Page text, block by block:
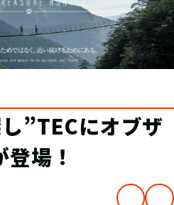
”TECにオブザ
場！